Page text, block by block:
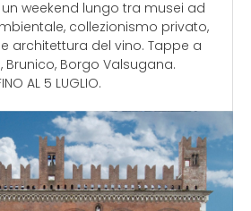
un weekend lungo tra musei ad
collezionismo privato,
architettura del vino. Tappe a
Brunico, Borgo Valsugana.
AL 5 LUGLIO.